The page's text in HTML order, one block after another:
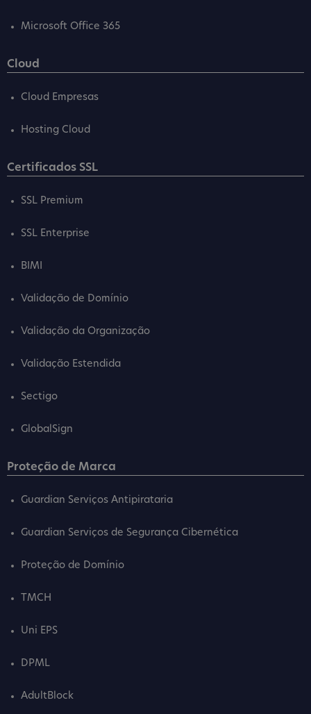
Microsoft Office 365
Cloud
Cloud Empresas
Hosting Cloud
Certificados SSL
SSL Premium
SSL Enterprise
BIMI
Validação de Domínio
Validação da Organização
Validação Estendida
Sectigo
GlobalSign
Proteção de Marca
Guardian Serviços Antipirataria
Guardian Serviços de Segurança Cibernética
Proteção de Domínio
TMCH
Uni EPS
DPML
AdultBlock